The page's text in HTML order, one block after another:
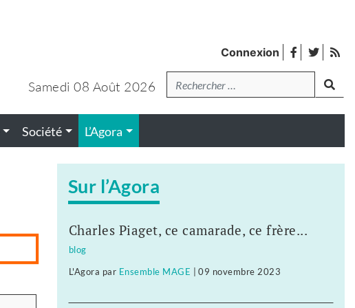
Connexion facebook
twitter
Samedi 08 Août 2026Recherche
Société L’Agora
Sur l’Agora
Charles Piaget, ce camarade, ce frère...
blog
L'Agora par Ensemble MAGE |09 novembre 2023